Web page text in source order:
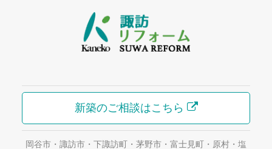
新築のご相談はこちら
岡谷市・諏訪市・下諏訪町・茅野市・富士見町・原村・塩